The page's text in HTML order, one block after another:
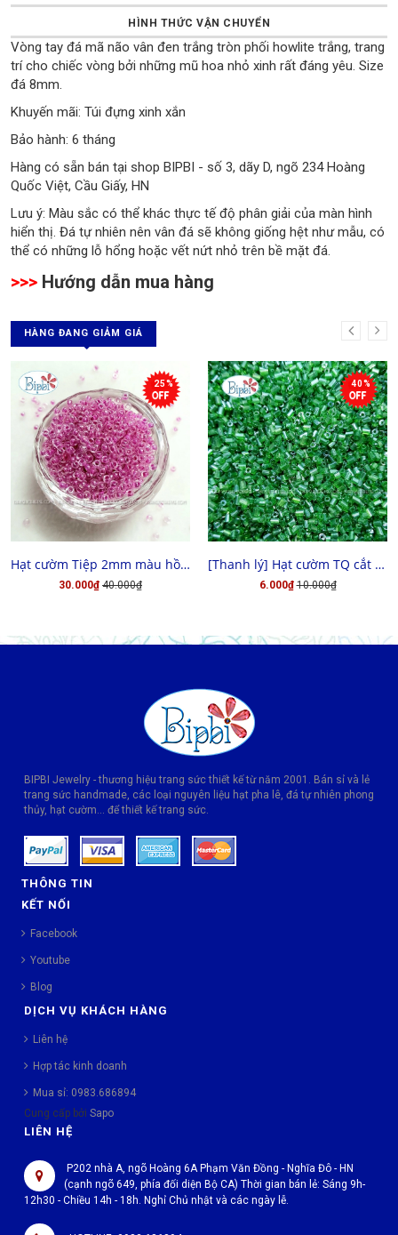
HÌNH THỨC VẬN CHUYỂN
Vòng tay đá mã não vân đen trắng tròn phối howlite trắng, trang
trí cho chiếc vòng bởi những mũ hoa nhỏ xinh rất đáng yêu. Size
đá 8mm.
Khuyến mãi: Túi đựng xinh xắn
Bảo hành: 6 tháng
Hàng có sẵn bán tại shop BIPBI - số 3, dãy D, ngõ 234 Hoàng
Quốc Việt, Cầu Giấy, HN
Lưu ý: Màu sắc có thể khác thực tế độ phân giải của màn hình
hiển thị. Đá tự nhiên nên vân đá sẽ không giống hệt như mẫu, có
thể có những lỗ hổng hoặc vết nứt nhỏ trên bề mặt đá.
>>> Hướng dẫn mua hàng
HÀNG ĐANG GIẢM GIÁ
25%
MUA HÀNG Hạt cườm Tiệp 2mm màu hồng đậm xà cừ
30.000₫ 40.000₫
40%
CHỌN HÀNG [Thanh lý] Hạt cườm TQ cắt 3x3
6.000₫ 10.000₫
BIPBI Jewelry - thương hiệu trang sức thiết kế từ năm 2001. Bán sỉ và lẻ
trang sức handmade, các loại nguyên liệu hạt pha lê, đá tự nhiên phong
thủy, hạt cườm... để thiết kế trang sức.
THÔNG TIN
KẾT NỐI
Facebook
Youtube
Blog
DỊCH VỤ KHÁCH HÀNG
Liên hệ
Hợp tác kinh doanh
Mua sỉ: 0983.686894
Cung cấp bởi Sapo
LIÊN HỆ
P202 nhà A, ngõ Hoàng 6A Phạm Văn Đồng - Nghĩa Đô - HN
(cạnh ngõ 649, phía đối diện Bộ CA) Thời gian bán lẻ: Sáng 9h-
12h30 - Chiều 14h - 18h. Nghỉ Chủ nhật và các ngày lễ.